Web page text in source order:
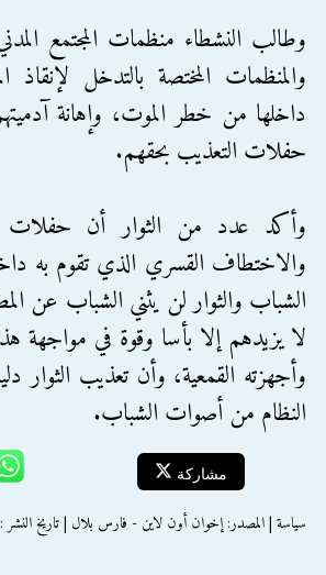
وطالب النشطاء منظمات المجتمع
والمنظمات المختصة بالتدخل لإنقاذ
داخلها من خطر الموت، وإهانة
حفلات التعذيب بحقهم.
وأكد عدد من الثوار أن حفلات
والاختطاف القسري الذي تقوم به
الشباب والثوار لن يثني الشباب عن
لا يزيدهم إلا بأسا وقوة في مواجهة
وأجهزته القمعية، وأن تعذيب الثوار
النظام من أصوات الشباب.
مشاركة
سياسة | المصدر: إخوان أون لاين - فارس بلال | تاريخ النشر : الخميس 05